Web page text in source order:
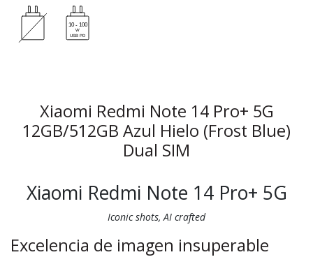
Xiaomi Redmi Note 14 Pro+ 5G
12GB/512GB Azul Hielo (Frost Blue)
Dual SIM
Xiaomi Redmi Note 14 Pro+ 5G
Iconic shots, AI crafted
Excelencia de imagen insuperable